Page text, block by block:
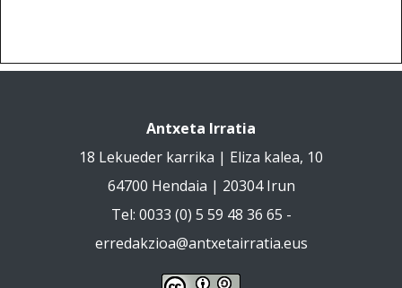
Antxeta Irratia
18 Lekueder karrika | Eliza kalea, 10
64700 Hendaia | 20304 Irun
Tel: 0033 (0) 5 59 48 36 65 -
erredakzioa@antxetairratia.eus